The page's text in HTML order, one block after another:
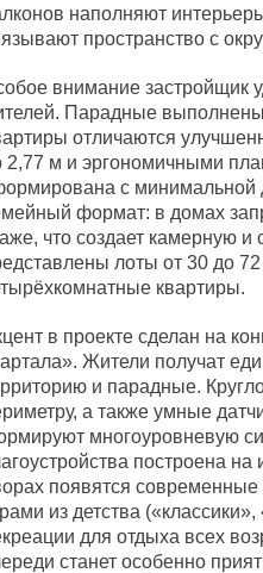
наполняют
пространство с
внимание застройщик
Парадные
отличаются
2,77 м и эргономичными
с минимальной
формат: в домах
что создает камерную
лоты от 30 до
квартиры.
в проекте сделан на
Жители получат
и парадные.
а также умные
многоуровневую
построена
появятся
из детства
для отдыха всех
станет особенно